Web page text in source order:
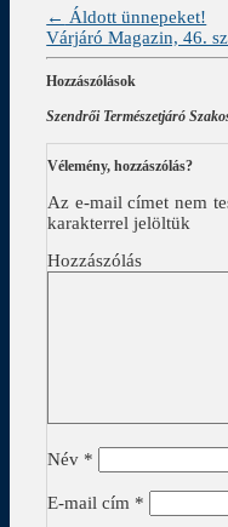
← Áldott ünnepeket!
Várjáró Magazin, 46.
Hozzászólások
Szendrői Természetjáró
Vélemény, hozzászólás?
Az e-mail címet nem
karakterrel jelöltük
Név *
E-mail cím *